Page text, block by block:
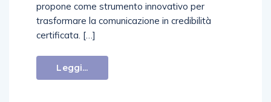
propone come strumento innovativo per
trasformare la comunicazione in credibilità
certificata. […]
Leggi...